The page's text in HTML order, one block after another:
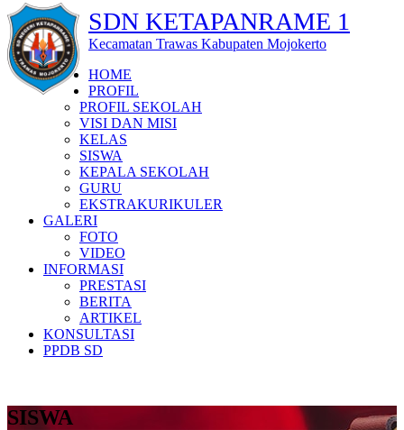
SDN KETAPANRAME 1
Kecamatan Trawas Kabupaten Mojokerto
HOME
PROFIL
PROFIL SEKOLAH
VISI DAN MISI
KELAS
SISWA
KEPALA SEKOLAH
GURU
EKSTRAKURIKULER
GALERI
FOTO
VIDEO
INFORMASI
PRESTASI
BERITA
ARTIKEL
KONSULTASI
PPDB SD
SISWA